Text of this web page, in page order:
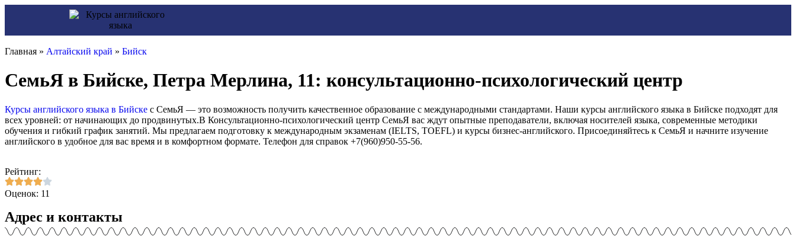
Главная » Алтайский край » Бийск
СемьЯ в Бийске, Петра Мерлина, 11: консультационно-психологический центр
Курсы английского языка в Бийске с СемьЯ — это возможность получить качественное образование с международными стандартами. Наши курсы английского языка в Бийске подходят для
всех уровней: от начинающих до продвинутых.В Консультационно-психологический центр СемьЯ вас ждут опытные преподаватели, включая носителей языка, современные методики
обучения и гибкий график занятий. Мы предлагаем подготовку к международным экзаменам (IELTS, TOEFL) и курсы бизнес-английского. Присоединяйтесь к СемьЯ и начните изучение
английского в удобное для вас время и в комфортном формате. Телефон для справок +7(960)950-55-56.
Рейтинг:
Оценок: 11
Адрес и контакты